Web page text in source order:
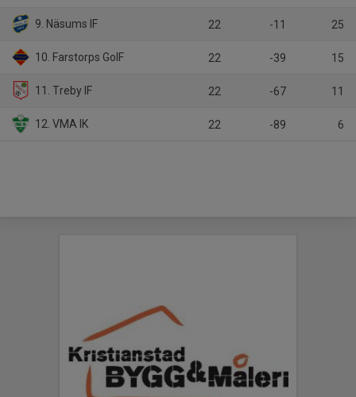
9. Näsums IF 22 -11 25
10. Farstorps GoIF 22 -39 15
11. Treby IF 22 -67 11
12. VMA IK 22 -89 6